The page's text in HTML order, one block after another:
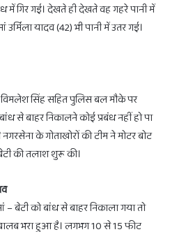
गिर गई। देखते ही देखते वह गहरे पानी में
यादव (42) भी पानी में उतर गई।
विमलेश सिंह सहित पुलिस बल मौके पर
से बाहर निकालने कोई प्रबंध नहीं हो पा
के गोताखोरों की टीम ने मोटर बोट
की तलाश शुरू की।
बेटी को बांध से बाहर निकाला गया तो
भरा हुआ है। लगभग 10 से 15 फीट